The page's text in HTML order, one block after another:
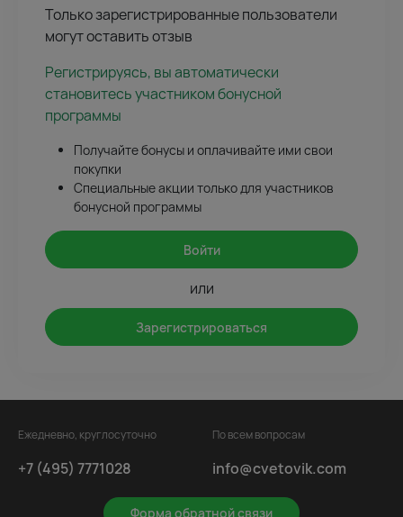
Только зарегистрированные пользователи
могут оставить отзыв
Регистрируясь, вы автоматически
становитесь участником бонусной
программы
Получайте бонусы и оплачивайте ими свои
покупки
Специальные акции только для участников
бонусной программы
Войти
или
Зарегистрироваться
Ежедневно, круглосуточно
+7 (495) 7771028
Форма обратной связи
По всем вопросам
info@cvetovik.com